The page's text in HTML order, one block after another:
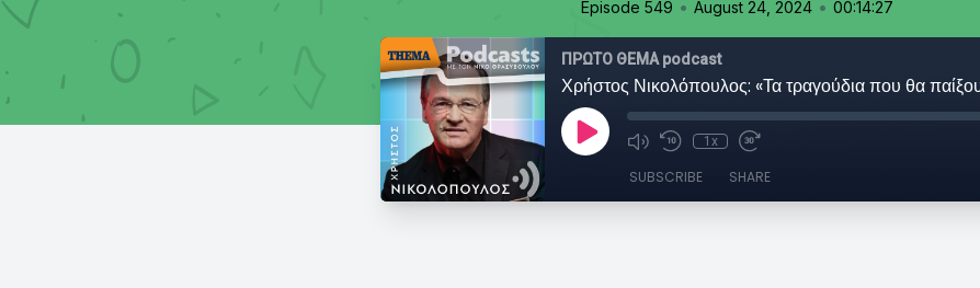
Episode 549 • August 24, 2024 • 00:14:27
ΠΡΩΤΟ ΘΕΜΑ podcast
1x
SUBSCRIBE SHARE